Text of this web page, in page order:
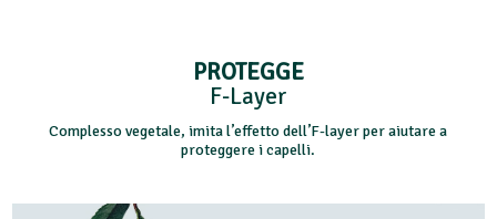
PROTEGGE
F-Layer
Complesso vegetale, imita l’effetto dell’F-layer per aiutare a
proteggere i capelli.